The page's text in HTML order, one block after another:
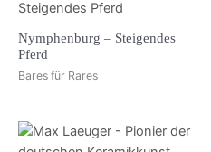
Nymphenburg – Steigendes
Pferd
Bares für Rares